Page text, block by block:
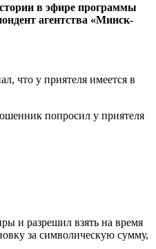
в эфире программы
агентства «Минск-
что у приятеля имеется в
попросил у приятеля
и разрешил взять на время
за символическую сумму,